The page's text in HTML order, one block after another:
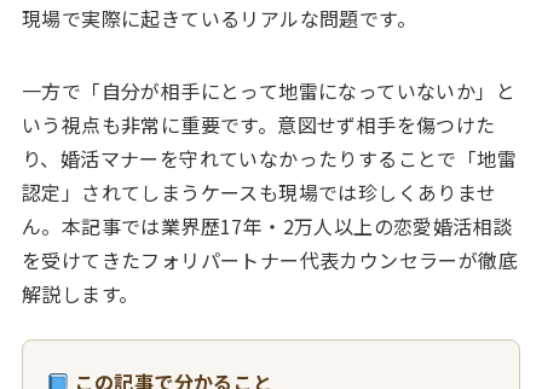
現場で実際に起きているリアルな問題です。
一方で「自分が相手にとって地雷になっていないか」と
いう視点も非常に重要です。意図せず相手を傷つけた
り、婚活マナーを守れていなかったりすることで「地雷
認定」されてしまうケースも現場では珍しくありませ
ん。本記事では業界歴17年・2万人以上の恋愛婚活相談
を受けてきたフォリパートナー代表カウンセラーが徹底
解説します。
この記事で分かること